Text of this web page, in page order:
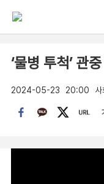
‘물병 투척’ 관
2024-05-23 20:00 사